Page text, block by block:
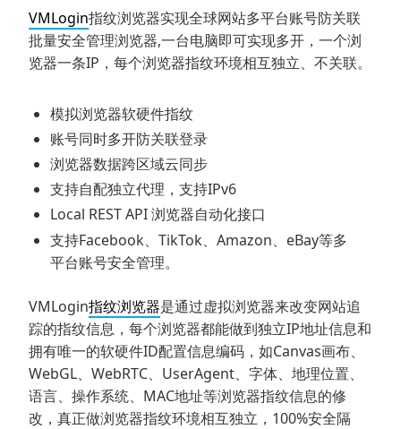
VMLogin指纹浏览器实现全球网站多平台账号防关联
批量安全管理浏览器,一台电脑即可实现多开，一个浏
览器一条IP，每个浏览器指纹环境相互独立、不关联。
模拟浏览器软硬件指纹
账号同时多开防关联登录
浏览器数据跨区域云同步
支持自配独立代理，支持IPv6
Local REST API 浏览器自动化接口
支持Facebook、TikTok、Amazon、eBay等多
平台账号安全管理。
VMLogin指纹浏览器是通过虚拟浏览器来改变网站追
踪的指纹信息，每个浏览器都能做到独立IP地址信息和
拥有唯一的软硬件ID配置信息编码，如Canvas画布、
WebGL、WebRTC、UserAgent、字体、地理位置、
语言、操作系统、MAC地址等浏览器指纹信息的修
改，真正做浏览器指纹环境相互独立，100%安全隔